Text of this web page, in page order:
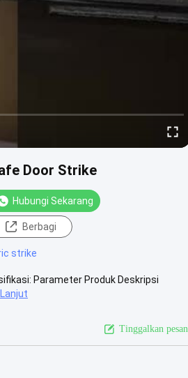
Door Strike
Hubungi Sekarang
Berbagi
strike
Parameter Produk Deskripsi
Tinggalkan pesan.